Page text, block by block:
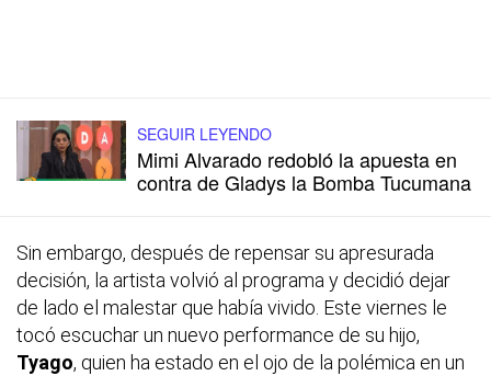
SEGUIR LEYENDO
Mimi Alvarado redobló la apuesta en
contra de Gladys la Bomba Tucumana
Sin embargo, después de repensar su apresurada
decisión, la artista volvió al programa y decidió dejar
de lado el malestar que había vivido. Este viernes le
tocó escuchar un nuevo performance de su hijo,
Tyago, quien ha estado en el ojo de la polémica en un